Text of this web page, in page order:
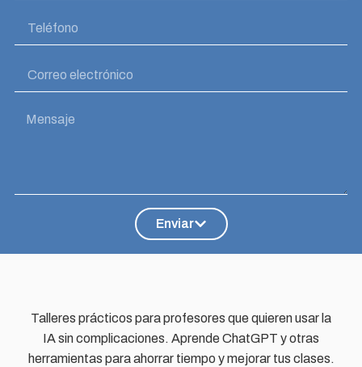
Enviar
Talleres prácticos para profesores que quieren usar la
IA sin complicaciones. Aprende ChatGPT y otras
herramientas para ahorrar tiempo y mejorar tus clases.